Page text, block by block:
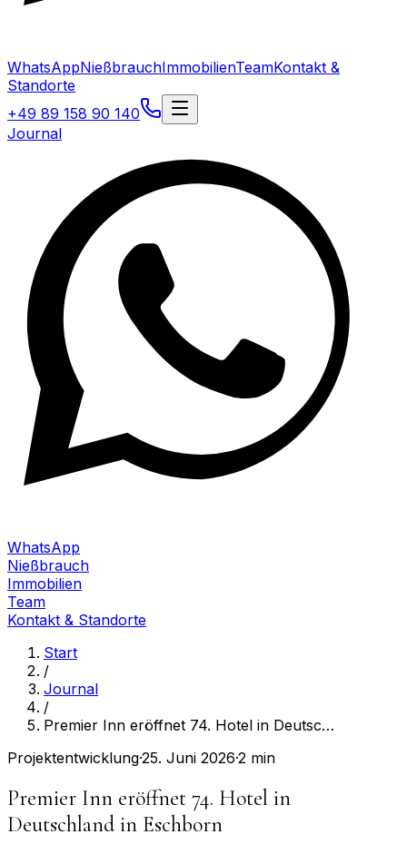
WhatsAppNießbrauchImmobilienTeamKontakt &
Standorte
+49 89 158 90 140
Journal
WhatsApp
Nießbrauch
Immobilien
Team
Kontakt & Standorte
Start
/
Journal
/
Premier Inn eröffnet 74. Hotel in Deutsc…
Projektentwicklung·25. Juni 2026·2 min
Premier Inn eröffnet 74. Hotel in
Deutschland in Eschborn